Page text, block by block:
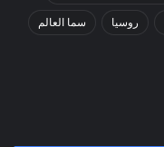
روسيا سما العالم